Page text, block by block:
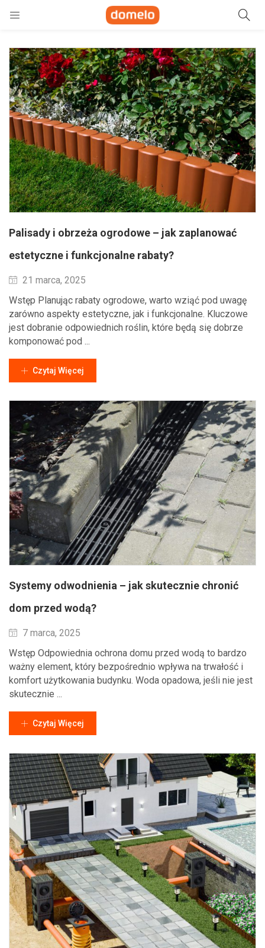
Szukaj
Palisady i obrzeża ogrodowe – jak zaplanować
estetyczne i funkcjonalne rabaty?
Wysłane
21 marca, 2025
Wstęp Planując rabaty ogrodowe, warto wziąć pod uwagę
zarówno aspekty estetyczne, jak i funkcjonalne. Kluczowe
jest dobranie odpowiednich roślin, które będą się dobrze
komponować pod ...
Czytaj Więcej
Systemy odwodnienia – jak skutecznie chronić
dom przed wodą?
Wysłane
7 marca, 2025
Wstęp Odpowiednia ochrona domu przed wodą to bardzo
ważny element, który bezpośrednio wpływa na trwałość i
komfort użytkowania budynku. Woda opadowa, jeśli nie jest
skutecznie ...
Czytaj Więcej